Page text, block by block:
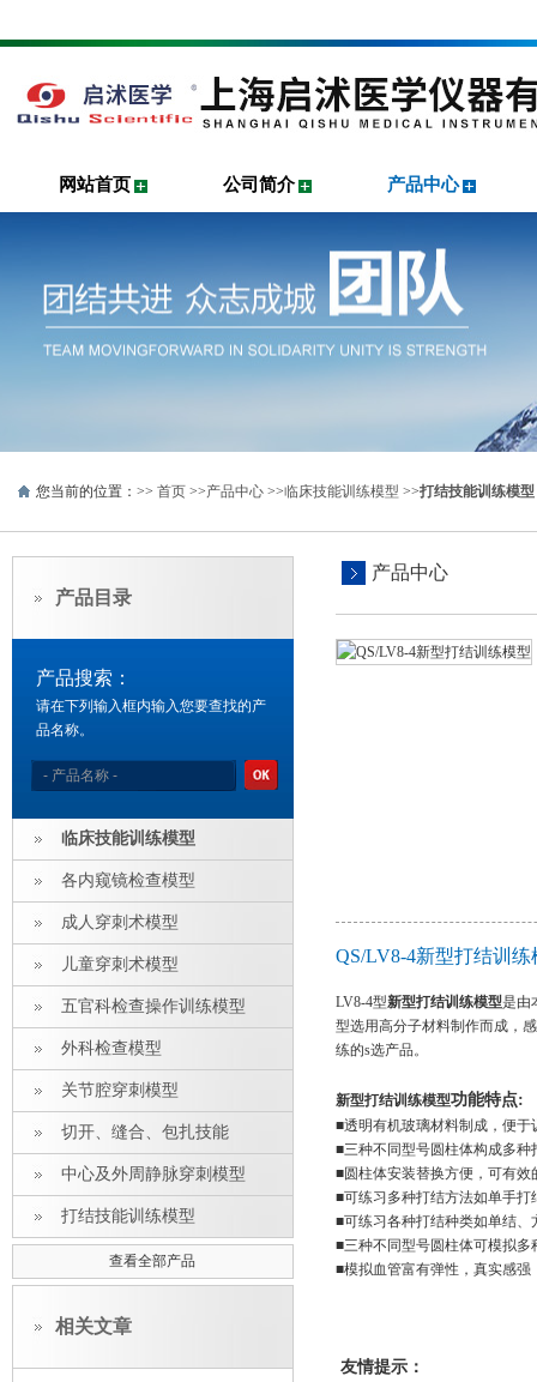
网站首页 公司简介 产品中心
您当前的位置：>> 首页 >>产品中心 >>临床技能训练模型 >>打结技能训练模型
产品中心
QS/LV8-4新型打结训
LV8-4型新型打结训练模型是由
型选用高分子材料制作而成，
练的s选产品。
新型打结训练模型功能特点:
■透明有机玻璃材料制成，便
■三种不同型号圆柱体构成多种
■圆柱体安装替换方便，可有效
■可练习多种打结方法如单手
■可练习各种打结种类如单结
■三种不同型号圆柱体可模拟
■模拟血管富有弹性，真实感
友情提示：
产品目录
产品搜索：
请在下列输入框内输入您要查找的产
品名称。
临床技能训练模型
各内窥镜检查模型
成人穿刺术模型
儿童穿刺术模型
五官科检查操作训练模型
外科检查模型
关节腔穿刺模型
切开、缝合、包扎技能
中心及外周静脉穿刺模型
打结技能训练模型
查看全部产品
相关文章